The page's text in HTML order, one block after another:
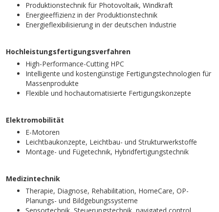
Produktionstechnik für Photovoltaik, Windkraft
Energieeffizienz in der Produktionstechnik
Energieflexibilisierung in der deutschen Industrie
Hochleistungsfertigungsverfahren
High-Performance-Cutting HPC
Intelligente und kostengünstige Fertigungstechnologien für
Massenprodukte
Flexible und hochautomatisierte Fertigungskonzepte
Elektromobilität
E-Motoren
Leichtbaukonzepte, Leichtbau- und Strukturwerkstoffe
Montage- und Fügetechnik, Hybridfertigungstechnik
Medizintechnik
Therapie, Diagnose, Rehabilitation, HomeCare, OP-
Planungs- und Bildgebungssysteme